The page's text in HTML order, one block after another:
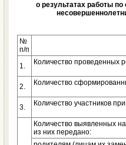
о результатах работы
№
п/п
1. Количество проведенных
2. Количество
3. Количество участников
Количество выявленных
из них передано: